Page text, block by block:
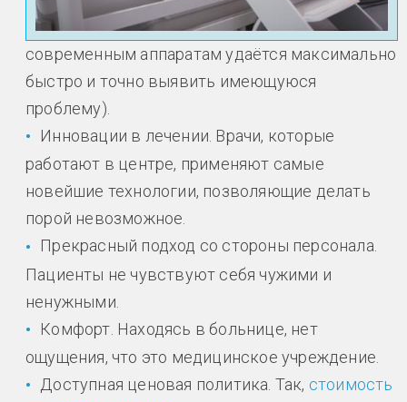
современным аппаратам удаётся максимально
быстро и точно выявить имеющуюся
проблему).
Инновации в лечении. Врачи, которые
работают в центре, применяют самые
новейшие технологии, позволяющие делать
порой невозможное.
Прекрасный подход со стороны персонала.
Пациенты не чувствуют себя чужими и
ненужными.
Комфорт. Находясь в больнице, нет
ощущения, что это медицинское учреждение.
Доступная ценовая политика. Так, стоимость